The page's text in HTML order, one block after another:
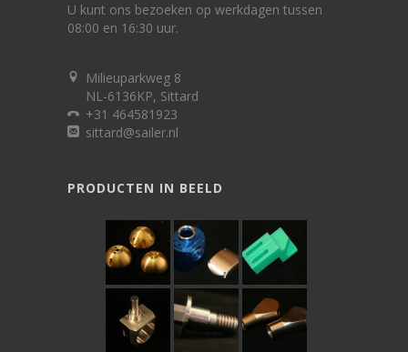
U kunt ons bezoeken op werkdagen tussen
08:00 en 16:30 uur.
Milieuparkweg 8
NL-6136KP, Sittard
+31 464581923
sittard@sailer.nl
PRODUCTEN IN BEELD